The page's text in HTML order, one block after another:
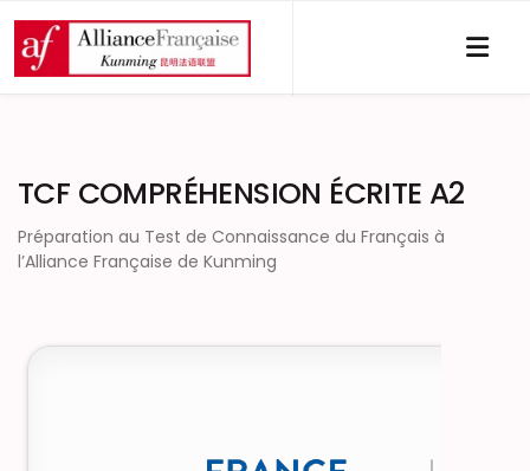
TCF COMPRÉHENSION ÉCRITE A2
Préparation au Test de Connaissance du Français à
l’Alliance Française de Kunming